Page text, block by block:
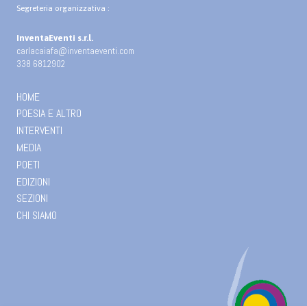
Segreteria organizzativa :
InventaEventi s.r.l.
carlacaiafa@inventaeventi.com
338 6812902
HOME
POESIA E ALTRO
INTERVENTI
MEDIA
POETI
EDIZIONI
SEZIONI
CHI SIAMO